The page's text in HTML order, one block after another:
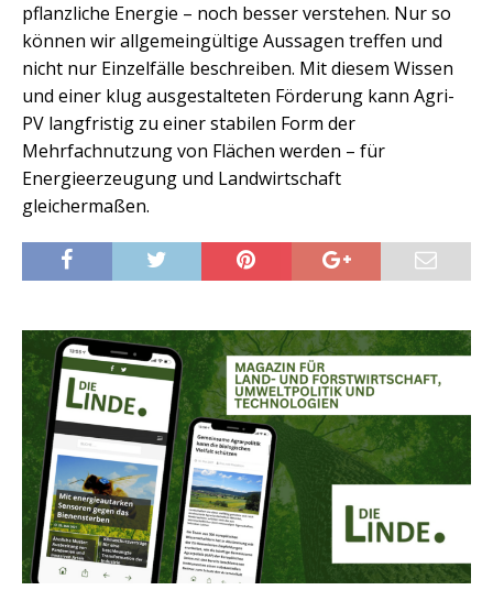
pflanzliche Energie – noch besser verstehen. Nur so
können wir allgemeingültige Aussagen treffen und
nicht nur Einzelfälle beschreiben. Mit diesem Wissen
und einer klug ausgestalteten Förderung kann Agri-
PV langfristig zu einer stabilen Form der
Mehrfachnutzung von Flächen werden – für
Energieerzeugung und Landwirtschaft
gleichermaßen.